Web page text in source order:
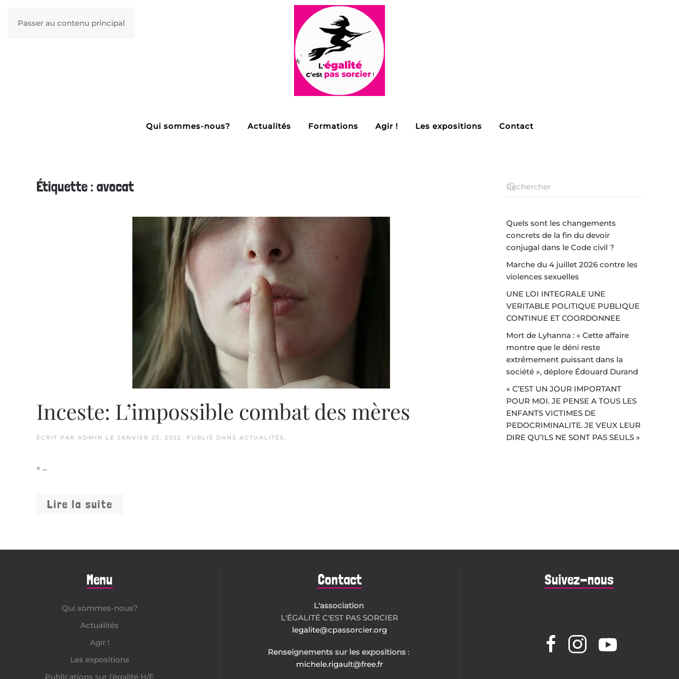
Passer au contenu principal
Qui sommes-nous? Actualités Formations Agir ! Les expositions Contact
Étiquette : avocat
Inceste: L’impossible combat des mères
ÉCRIT PAR ADMIN LE JANVIER 25, 2022. PUBLIÉ DANS ACTUALITÉS .
« ...
Lire la suite
Quels sont les changements
concrets de la fin du devoir
conjugal dans le Code civil ?
Marche du 4 juillet 2026 contre les
violences sexuelles
UNE LOI INTEGRALE UNE
VERITABLE POLITIQUE PUBLIQUE
CONTINUE ET COORDONNEE
Mort de Lyhanna : « Cette affaire
montre que le déni reste
extrêmement puissant dans la
société », déplore Édouard Durand
« C’EST UN JOUR IMPORTANT
POUR MOI. JE PENSE A TOUS LES
ENFANTS VICTIMES DE
PEDOCRIMINALITE. JE VEUX LEUR
DIRE QU’ILS NE SONT PAS SEULS »
Menu
Qui sommes-nous?
Actualités
Agir !
Les expositions
Publications sur l'égalité H/F
Contact
L'association
L'ÉGALITÉ C'EST PAS SORCIER
legalite@cpassorcier.org
Renseignements sur les expositions :
michele.rigault@free.fr
Suivez-nous